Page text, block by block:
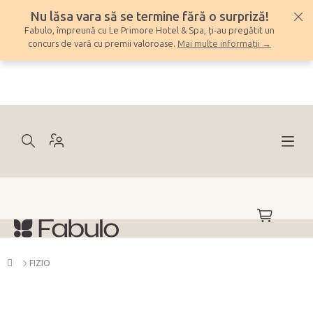
conținut
Nu lăsa vara să se termine fără o surpriză!
Fabulo, împreună cu Le Primore Hotel & Spa, ți-au pregătit un
concurs de vară cu premii valoroase. Mai multe informații →
COŞ
DE
AcasăFIZIO